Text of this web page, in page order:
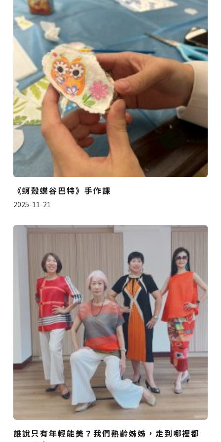
《蚵殼蝶谷巴特》手作課
2025-11-21
誰說只有年輕能美？我們熟齡姊姊，走到哪裡都